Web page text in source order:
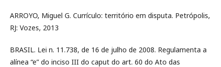
ARROYO, Miguel G. Currículo: território em disputa. Petrópolis,
RJ: Vozes, 2013
BRASIL. Lei n. 11.738, de 16 de julho de 2008. Regulamenta a
alínea “e” do inciso III do caput do art. 60 do Ato das